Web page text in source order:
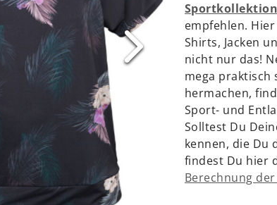
empfehlen.
Shirts, Jacken
nicht nur das!
mega praktisch
hermachen,
Sport- und
Solltest Du
kennen, die Du
findest Du hier
Berechnung